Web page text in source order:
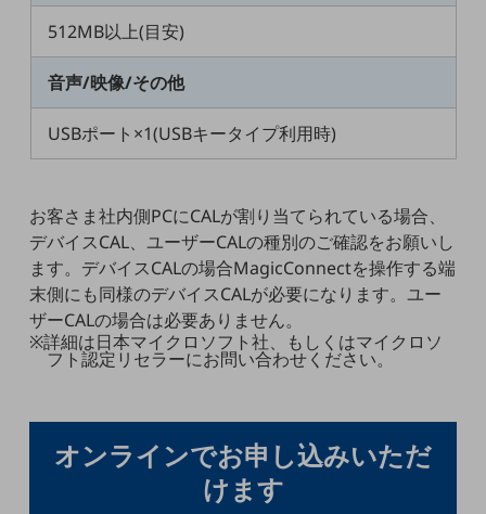
リモート・ハイブリッドワーク
セキュリティ
その他のお悩みはこちら
業界から見つける
業界から見つけるTOP
小売・卸売業
運輸業
建設業
地域産業
ビジネスお悩み診断
NTTドコモビジネス
オンラインショップ
モバイル・ICTサービスをオンラインで
512MB以上(目安)
音声/映像/その他
USBポート×1(USBキータイプ利用時)
お客さま社内側PCにCALが割り当てられている場合、
デバイスCAL、ユーザーCALの種別のご確認をお願いし
ます。デバイスCALの場合MagicConnectを操作する端
末側にも同様のデバイスCALが必要になります。ユー
ザーCALの場合は必要ありません。
※詳細は日本マイクロソフト社、もしくはマイクロソ
フト認定リセラーにお問い合わせください。
オンラインでお申し込みいただ
けます